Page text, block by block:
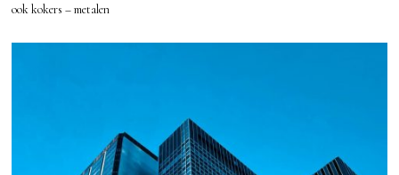
ook kokers – metalen